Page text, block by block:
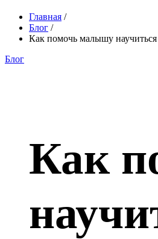
Главная /
Блог /
Как помочь малышу научиться
Блог
Как